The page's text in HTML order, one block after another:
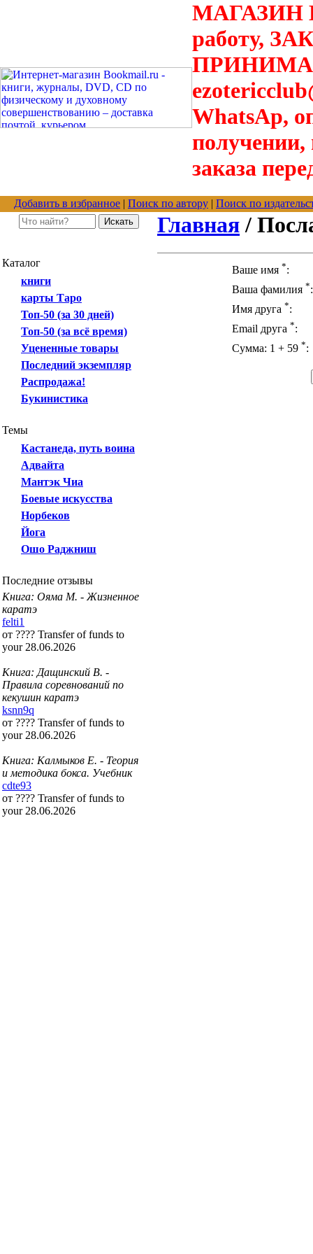
МАГАЗИН
работу,
WhatsAp,
получении,
заказа
Добавить в избранное | Поиск по автору | Поиск по
Каталог
книги
карты Таро
Топ-50 (за 30 дней)
Топ-50 (за всё время)
Уцененные товары
Последний экземпляр
Распродажа!
Букинистика
Темы
Кастанеда, путь воина
Адвайта
Мантэк Чиа
Боевые искусства
Норбеков
Йога
Ошо Раджниш
Последние отзывы
Книга: Ояма М. - Жизненное
каратэ
felti1
от ???? Transfer of funds to
your 28.06.2026
Книга: Дащинский В. -
Правила соревнований по
кекушин каратэ
ksnn9q
от ???? Transfer of funds to
your 28.06.2026
Книга: Калмыков Е. - Теория
и методика бокса. Учебник
cdte93
от ???? Transfer of funds to
your 28.06.2026
Главная /
Ваше имя *:
Ваша фамилия *:
Имя друга *:
Email друга *:
Сумма: 1 + 59 *: